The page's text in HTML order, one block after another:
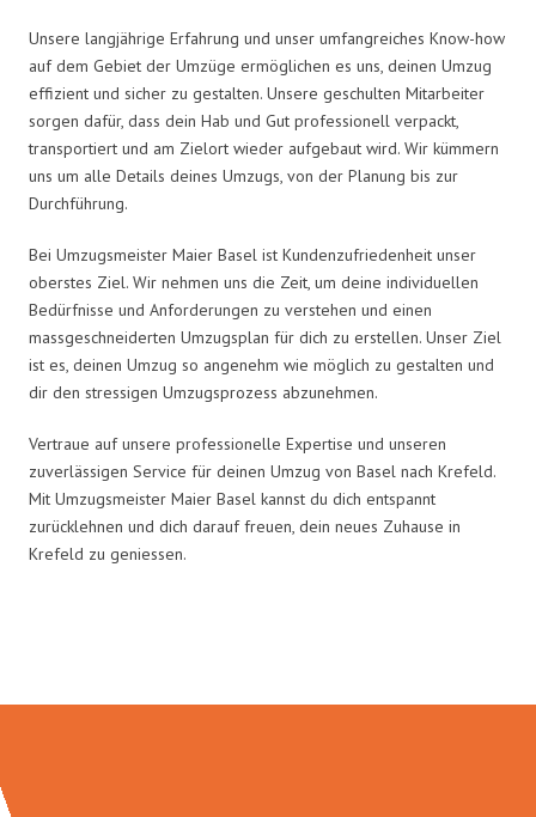
Unsere langjährige Erfahrung und unser umfangreiches Know-how
auf dem Gebiet der Umzüge ermöglichen es uns, deinen Umzug
effizient und sicher zu gestalten. Unsere geschulten Mitarbeiter
sorgen dafür, dass dein Hab und Gut professionell verpackt,
transportiert und am Zielort wieder aufgebaut wird. Wir kümmern
uns um alle Details deines Umzugs, von der Planung bis zur
Durchführung.
Bei Umzugsmeister Maier Basel ist Kundenzufriedenheit unser
oberstes Ziel. Wir nehmen uns die Zeit, um deine individuellen
Bedürfnisse und Anforderungen zu verstehen und einen
massgeschneiderten Umzugsplan für dich zu erstellen. Unser Ziel
ist es, deinen Umzug so angenehm wie möglich zu gestalten und
dir den stressigen Umzugsprozess abzunehmen.
Vertraue auf unsere professionelle Expertise und unseren
zuverlässigen Service für deinen Umzug von Basel nach Krefeld.
Mit Umzugsmeister Maier Basel kannst du dich entspannt
zurücklehnen und dich darauf freuen, dein neues Zuhause in
Krefeld zu geniessen.